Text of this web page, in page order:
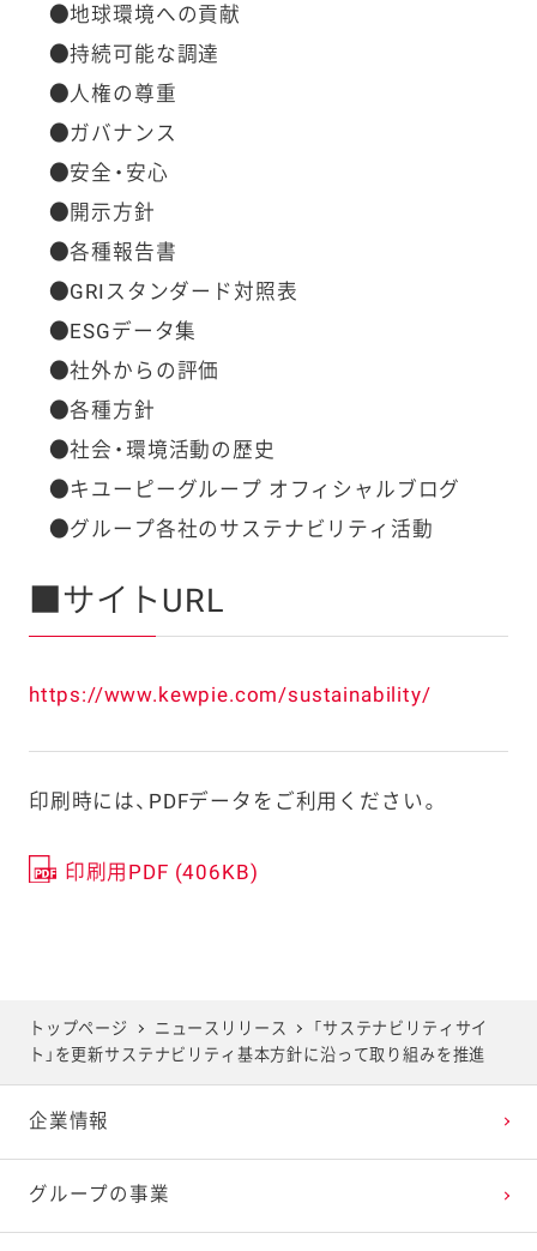
●地球環境への貢献
●持続可能な調達
●人権の尊重
●ガバナンス
●安全・安心
●開示方針
●各種報告書
●GRIスタンダード対照表
●ESGデータ集
●社外からの評価
●各種方針
●社会・環境活動の歴史
●キユーピーグループ オフィシャルブログ
●グループ各社のサステナビリティ活動
■サイトURL
https://www.kewpie.com/sustainability/
印刷時には、PDFデータをご利用ください。
印刷用PDF (406KB)
トップページ ニュースリリース
「サステナビリティサイ
ト」を更新サステナビリティ基本方針に沿って取り組みを推進
企業情報
グループの事業